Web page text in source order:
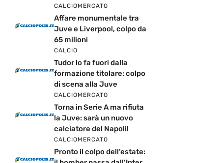
CALCIOMERCATO
Affare monumentale tra
Juve e Liverpool, colpo da
65 milioni
CALCIO
Tudor lo fa fuori dalla
formazione titolare: colpo
di scena alla Juve
CALCIOMERCATO
Torna in Serie A ma rifiuta
la Juve: sarà un nuovo
calciatore del Napoli!
CALCIOMERCATO
Pronto il colpo dell’estate: